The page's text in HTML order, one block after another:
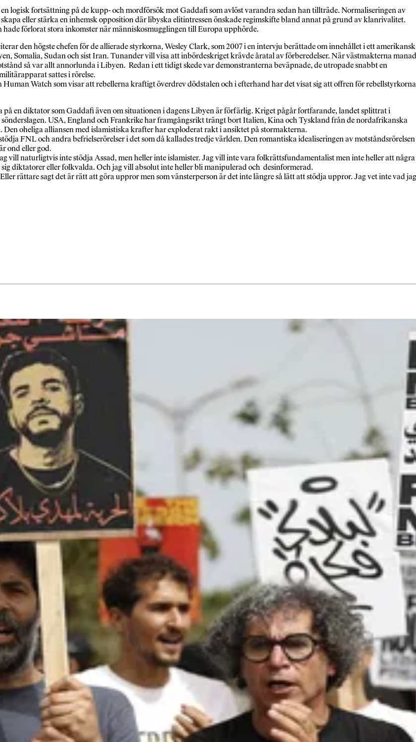
logisk fortsättning på de kupp- och mordförsök mot Gaddafi som avlöst varandra sedan han tillträde. Normaliseringen av
eller stärka en inhemsk opposition där libyska elitintressen önskade regimskifte bland annat på grund av klanrivalitet.
förlorat stora inkomster när människosmugglingen till Europa upphörde.
den högste chefen för de allierade styrkorna, Wesley Clark, som 2007 i en intervju berättade om innehållet i ett amerikansk
Somalia, Sudan och sist Iran. Tunander vill visa att inbördeskriget krävde åratal av förberedelser. När västmakterna
så var allt annorlunda i Libyen. Redan i ett tidigt skede var demonstranterna beväpnade, de utropade snabbt en
sattes i rörelse.
Watch som visar att rebellerna kraftigt överdrev dödstalen och i efterhand har det visat sig att offren för
på en diktator som Gaddafi även om situationen i dagens Libyen är förfärlig. Kriget pågår fortfarande, landet splittrat i
USA, England och Frankrike har framgångsrikt trängt bort Italien, Kina och Tyskland från de nordafrikanska
oheliga alliansen med islamistiska krafter har exploderat rakt i ansiktet på stormakterna.
FNL och andra befrielserörelser i det som då kallades tredje världen. Den romantiska idealiseringen av motståndsrörelsen
ond eller god.
vill naturligtvis inte stödja Assad, men heller inte islamister. Jag vill inte vara folkrättsfundamentalist men inte heller att några
diktatorer eller folkvalda. Och jag vill absolut inte heller bli manipulerad och desinformerad.
rättare sagt det är rätt att göra uppror men som vänsterperson är det inte längre så lätt att stödja uppror. Jag vet inte vad jag